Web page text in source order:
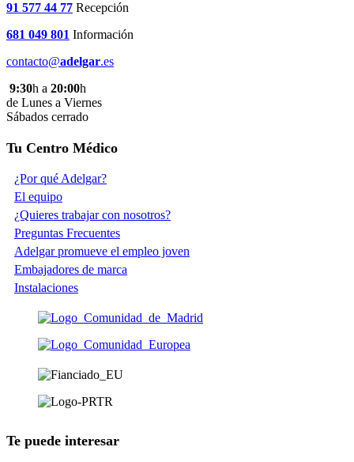
91 577 44 77 Recepción
681 049 801 Información
contacto@adelgar.es
9:30h a 20:00h
de Lunes a Viernes
Sábados cerrado
Tu Centro Médico
¿Por qué Adelgar?
El equipo
¿Quieres trabajar con nosotros?
Preguntas Frecuentes
Adelgar promueve el empleo joven
Embajadores de marca
Instalaciones
Te puede interesar